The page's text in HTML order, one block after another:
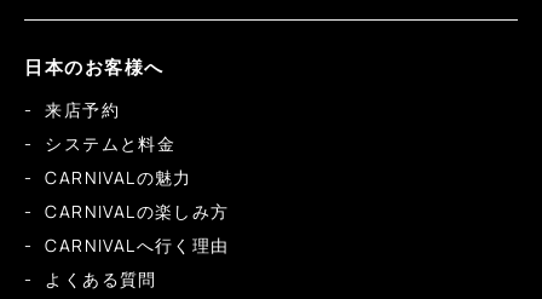
日本のお客様へ
来店予約
システムと料金
CARNIVALの魅力
CARNIVALの楽しみ方
CARNIVALへ行く理由
よくある質問